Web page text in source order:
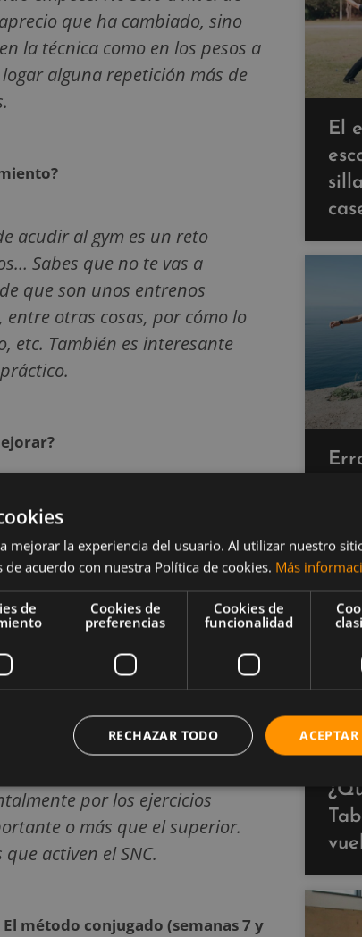
que ha cambiado, sino
la técnica como en los pesos a
alguna repetición más de
acudir al gym es un reto
Sabes que no te vas a
que son unos entrenos
otras cosas, por cómo lo
etc. También es interesante
sobre el trabajo aeróbico a
el running y MTB.
más allá de recomendar
ganar masa muscular.
mejorar, también tiene como
para muchas personas y poder
algo?
sentadilla o el peso muerto.
por los ejercicios
o más que el superior.
activen el SNC.
método conjugado (semanas 7 y
El
mejorar la experiencia del usuario. Al utilizar nuestro
de acuerdo con nuestra Política de cookies. Más
de
Cookies de
preferencias
Cookies de
funcionalidad
RECHAZAR TODO